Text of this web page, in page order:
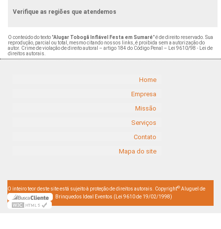
Verifique as regiões que atendemos
O conteúdo do texto "Alugar Tobogã Inflável Festa em Sumaré" é de direito reservado. Sua
reprodução, parcial ou total, mesmo citando nossos links, é proibida sem a autorização do
autor. Crime de violação de direito autoral – artigo 184 do Código Penal – Lei 9610/98 - Lei de
direitos autorais.
Home
Empresa
Missão
Serviços
Contato
Mapa do site
O inteiro teor deste site está sujeito à proteção de direitos autorais. Copyright© Aluguel de
Brinquedos Ideal Eventos (Lei 9610 de 19/02/1998)